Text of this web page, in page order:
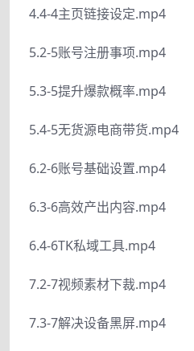
4.4-4主页链接设定.mp4
5.2-5账号注册事项.mp4
5.3-5提升爆款概率.mp4
5.4-5无货源电商带货.mp4
6.2-6账号基础设置.mp4
6.3-6高效产出内容.mp4
6.4-6TK私域工具.mp4
7.2-7视频素材下裁.mp4
7.3-7解决设备黑屏.mp4